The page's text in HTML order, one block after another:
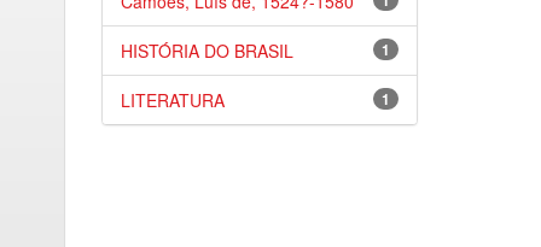
1
HISTÓRIA DO BRASIL
1
LITERATURA